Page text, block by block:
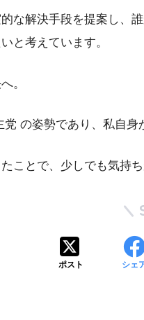
な解決手段を提案し、
と考えています。
。
の姿勢であり、私自身
ことで、少しでも気持
ポスト シェ